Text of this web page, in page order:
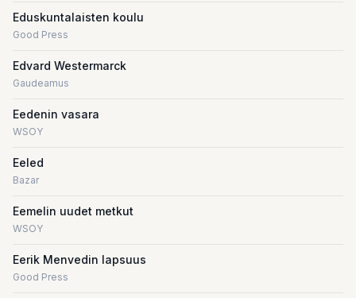
Eduskuntalaisten koulu
Good Press
Edvard Westermarck
Gaudeamus
Eedenin vasara
WSOY
Eeled
Bazar
Eemelin uudet metkut
WSOY
Eerik Menvedin lapsuus
Good Press